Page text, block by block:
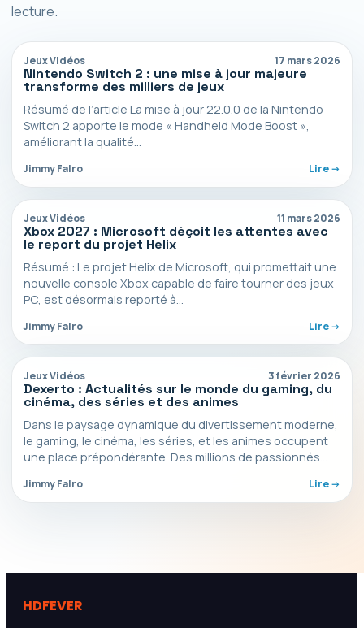
lecture.
Jeux Vidéos 17 mars 2026
Nintendo Switch 2 : une mise à jour majeure
transforme des milliers de jeux
Résumé de l’article La mise à jour 22.0.0 de la Nintendo
Switch 2 apporte le mode « Handheld Mode Boost »,
améliorant la qualité…
Jimmy Falro Lire ->
Jeux Vidéos 11 mars 2026
Xbox 2027 : Microsoft déçoit les attentes avec
le report du projet Helix
Résumé : Le projet Helix de Microsoft, qui promettait une
nouvelle console Xbox capable de faire tourner des jeux
PC, est désormais reporté à…
Jimmy Falro Lire ->
Jeux Vidéos 3 février 2026
Dexerto : Actualités sur le monde du gaming, du
cinéma, des séries et des animes
Dans le paysage dynamique du divertissement moderne,
le gaming, le cinéma, les séries, et les animes occupent
une place prépondérante. Des millions de passionnés…
Jimmy Falro Lire ->
HDFEVER